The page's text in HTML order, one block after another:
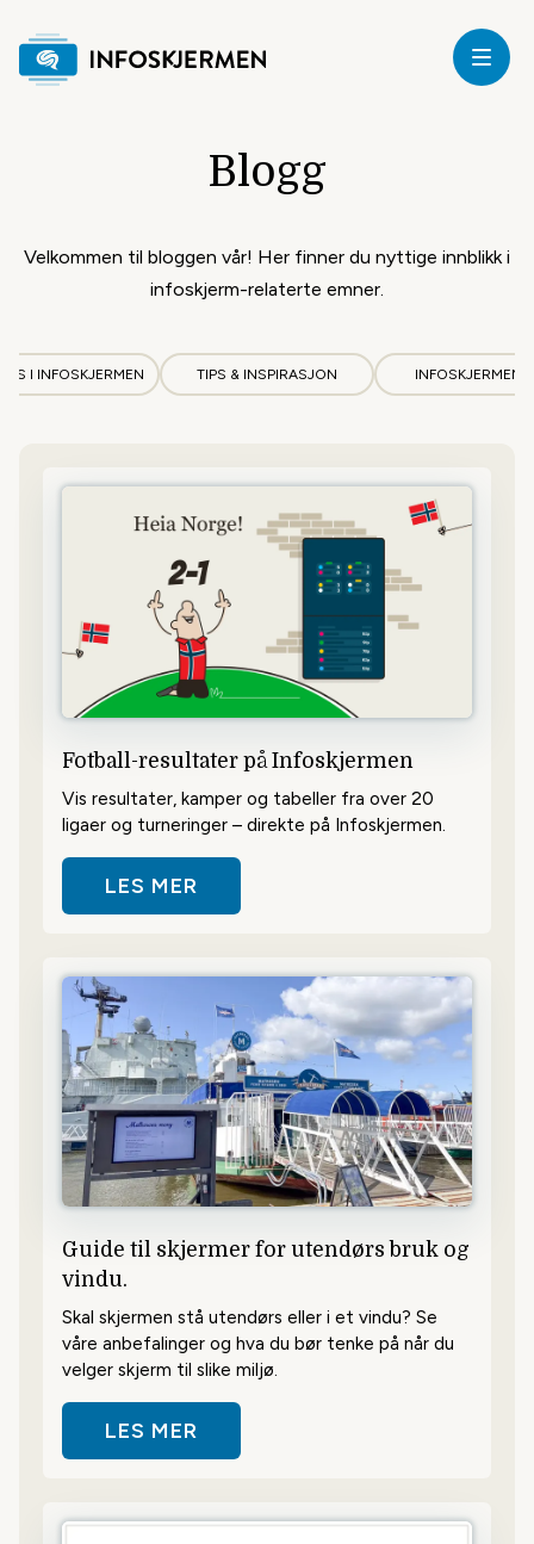
Blogg
Velkommen til bloggen vår! Her finner du nyttige innblikk i
infoskjerm-relaterte emner.
I INFOSKJERMEN TIPS & INSPIRASJON INFOSKJERMEN
Fotball-resultater på Infoskjermen
Vis resultater, kamper og tabeller fra over 20
ligaer og turneringer – direkte på Infoskjermen.
LES MER
OM FOTBALL-RESULTATER PÅ
Guide til skjermer for utendørs bruk og
vindu.
Skal skjermen stå utendørs eller i et vindu? Se
våre anbefalinger og hva du bør tenke på når du
velger skjerm til slike miljø.
LES MER
OM GUIDE TIL SKJERMER FOR